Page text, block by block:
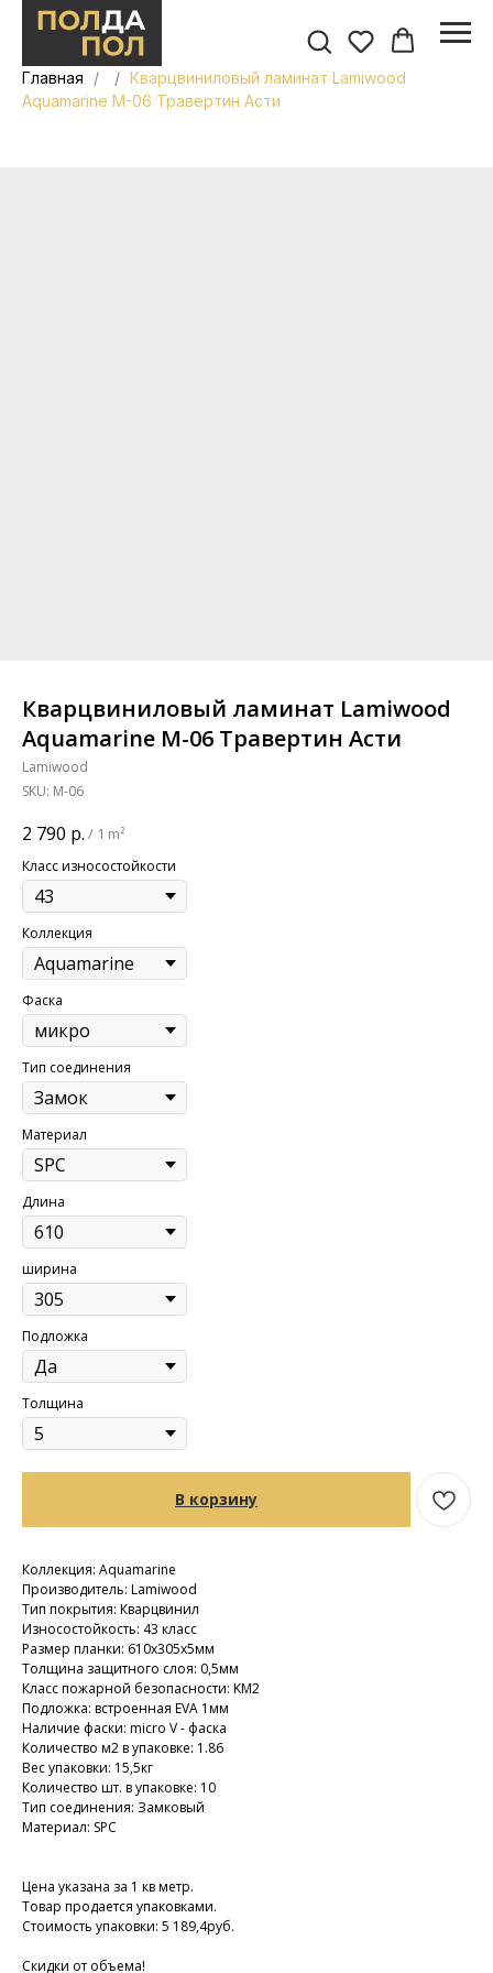
Главная
Кварцвиниловый ламинат Lamiwood
Aquamarine M-06 Травертин Асти
Кварцвиниловый ламинат Lamiwood
Aquamarine M-06 Травертин Асти
Lamiwood
SKU: M-06
2 790 р. / 1 m²
Класс износостойкости
Коллекция
Фаска
Тип соединения
Материал
Длина
ширина
Подложка
Толщина
В корзину
Коллекция: Aquamarine
Производитель: Lamiwood
Тип покрытия: Кварцвинил
Износостойкость: 43 класс
Размер планки: 610х305х5мм
Толщина защитного слоя: 0,5мм
Класс пожарной безопасности: KM2
Подложка: встроенная EVA 1мм
Наличие фаски: micro V - фаска
Количество м2 в упаковке: 1.86
Вес упаковки: 15,5кг
Количество шт. в упаковке: 10
Тип соединения: Замковый
Материал: SPC
Цена указана за 1 кв метр.
Товар продается упаковками.
Стоимость упаковки: 5 189,4руб.
Скидки от объема!